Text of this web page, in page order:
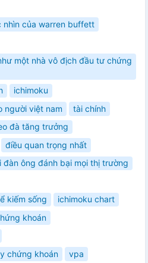
nhìn của warren buffett
một nhà vô địch đầu tư chứng
ichimoku
người việt nam
tài chính
đà tăng trưởng
điều quan trọng nhất
đàn ông đánh bại mọi thị trường
kiếm sống
ichimoku chart
khoán
chứng khoán
vpa